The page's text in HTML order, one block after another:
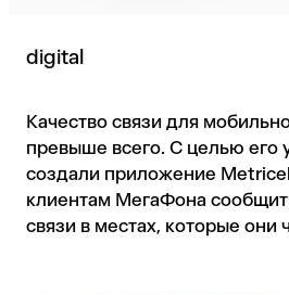
digital
Качество связи для
превыше всего. С целью его
создали приложение
клиентам МегаФона
связи в местах, которые они